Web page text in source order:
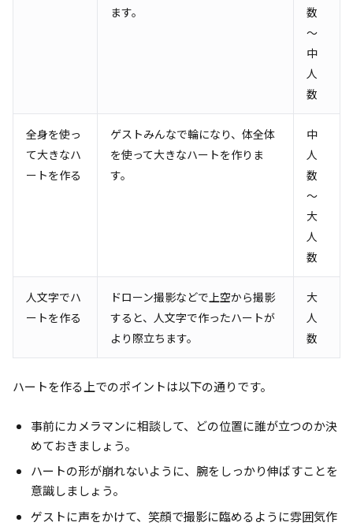
ます。
数
〜
中
人
数
全身を使っ
て大きなハ
ートを作る
ゲストみんなで輪になり、体全体
を使って大きなハートを作りま
す。
中
人
数
〜
大
人
数
人文字でハ
ートを作る
ドローン撮影などで上空から撮影
すると、人文字で作ったハートが
より際立ちます。
大
人
数
ハートを作る上でのポイントは以下の通りです。
事前にカメラマンに相談して、どの位置に誰が立つのか決
めておきましょう。
ハートの形が崩れないように、腕をしっかり伸ばすことを
意識しましょう。
ゲストに声をかけて、笑顔で撮影に臨めるように雰囲気作